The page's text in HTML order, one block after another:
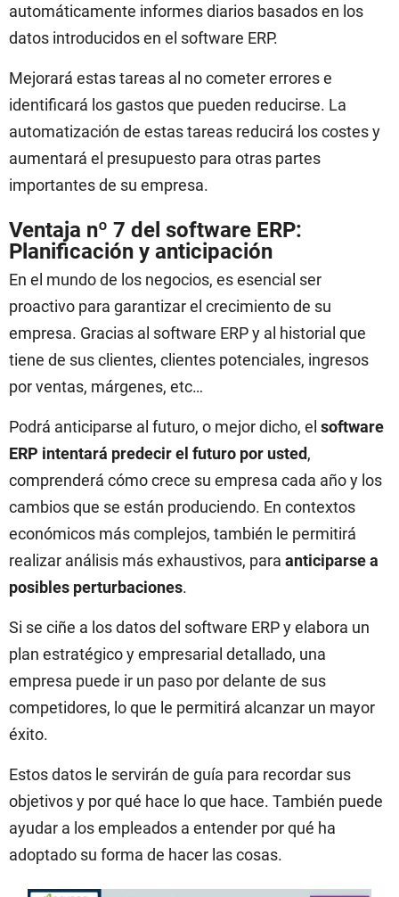
automáticamente informes diarios basados en los
datos introducidos en el software ERP.
Mejorará estas tareas al no cometer errores e
identificará los gastos que pueden reducirse. La
automatización de estas tareas reducirá los costes y
aumentará el presupuesto para otras partes
importantes de su empresa.
Ventaja nº 7 del software ERP:
Planificación y anticipación
En el mundo de los negocios, es esencial ser
proactivo para garantizar el crecimiento de su
empresa. Gracias al software ERP y al historial que
tiene de sus clientes, clientes potenciales, ingresos
por ventas, márgenes, etc…
Podrá anticiparse al futuro, o mejor dicho, el software
ERP intentará predecir el futuro por usted,
comprenderá cómo crece su empresa cada año y los
cambios que se están produciendo. En contextos
económicos más complejos, también le permitirá
realizar análisis más exhaustivos, para anticiparse a
posibles perturbaciones.
Si se ciñe a los datos del software ERP y elabora un
plan estratégico y empresarial detallado, una
empresa puede ir un paso por delante de sus
competidores, lo que le permitirá alcanzar un mayor
éxito.
Estos datos le servirán de guía para recordar sus
objetivos y por qué hace lo que hace. También puede
ayudar a los empleados a entender por qué ha
adoptado su forma de hacer las cosas.